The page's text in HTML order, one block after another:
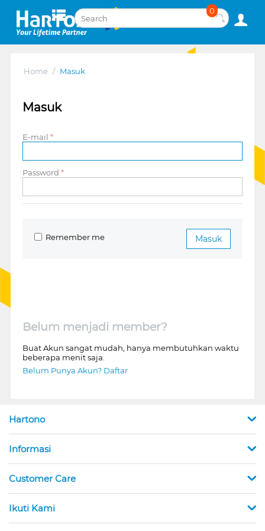
0
Home / Masuk
Masuk
E-mail
Password
Masuk
Remember me
Belum menjadi member?
Buat Akun sangat mudah, hanya membutuhkan waktu
beberapa menit saja.
Belum Punya Akun? Daftar
Hartono
Informasi
Customer Care
Ikuti Kami